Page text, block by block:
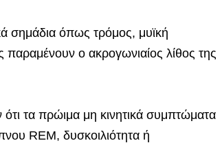
σημάδια όπως τρόμος, μυϊκή
παραμένουν ο ακρογωνιαίος λίθος της
τα πρώιμα μη κινητικά συμπτώματα
REM, δυσκοιλιότητα ή